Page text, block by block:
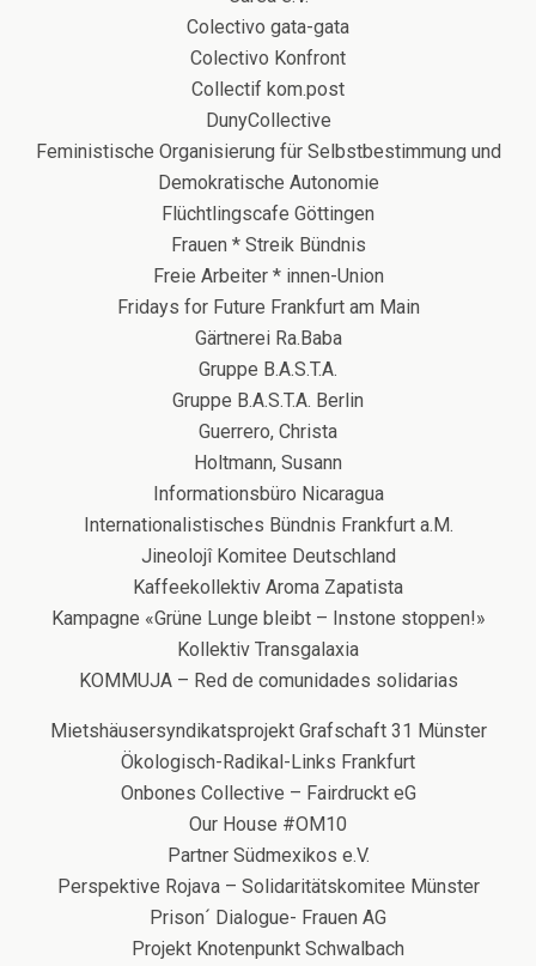
Colectivo gata-gata
Colectivo Konfront
Collectif kom.post
DunyCollective
Feministische Organisierung für Selbstbestimmung und
Demokratische Autonomie
Flüchtlingscafe Göttingen
Frauen * Streik Bündnis
Freie Arbeiter * innen-Union
Fridays for Future Frankfurt am Main
Gärtnerei Ra.Baba
Gruppe B.A.S.T.A.
Gruppe B.A.S.T.A. Berlin
Guerrero, Christa
Holtmann, Susann
Informationsbüro Nicaragua
Internationalistisches Bündnis Frankfurt a.M.
Jineolojî Komitee Deutschland
Kaffeekollektiv Aroma Zapatista
Kampagne «Grüne Lunge bleibt – Instone stoppen!»
Kollektiv Transgalaxia
KOMMUJA – Red de comunidades solidarias
Mietshäusersyndikatsprojekt Grafschaft 31 Münster
Ökologisch-Radikal-Links Frankfurt
Onbones Collective – Fairdruckt eG
Our House #OM10
Partner Südmexikos e.V.
Perspektive Rojava – Solidaritätskomitee Münster
Prison´ Dialogue- Frauen AG
Projekt Knotenpunkt Schwalbach